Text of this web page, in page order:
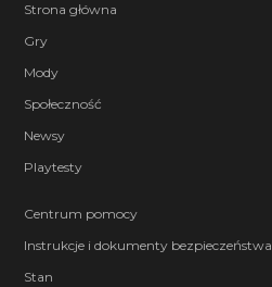
Strona główna
Gry
Mody
Społeczność
Newsy
Playtesty
Centrum pomocy
Instrukcje i dokumenty bezpieczeństwa
Stan